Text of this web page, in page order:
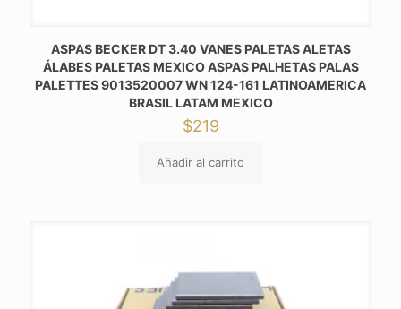
ASPAS BECKER DT 3.40 VANES PALETAS ALETAS
ÁLABES PALETAS MEXICO ASPAS PALHETAS PALAS
PALETTES 9013520007 WN 124-161 LATINOAMERICA
BRASIL LATAM MEXICO
$219
Añadir al carrito